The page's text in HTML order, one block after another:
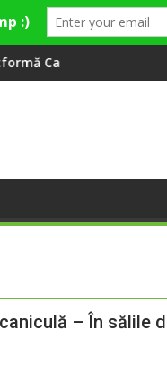
centru cultural și de
Când luna devine o
– În sălile